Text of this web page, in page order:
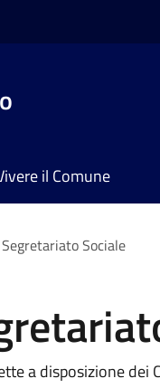
il Comune
Sociale
a disposizione